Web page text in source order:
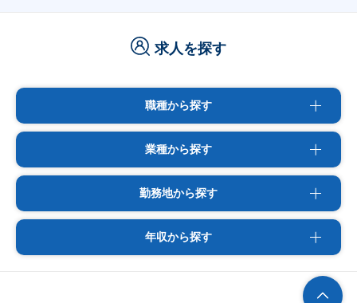
求人を探す
職種から探す
業種から探す
勤務地から探す
年収から探す